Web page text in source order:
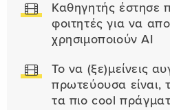
Καθηγητής έστησε
φοιτητές για να
χρησιμοποιούν AI
Το να (ξε)μείνεις
πρωτεύουσα είναι,
τα πιο cool